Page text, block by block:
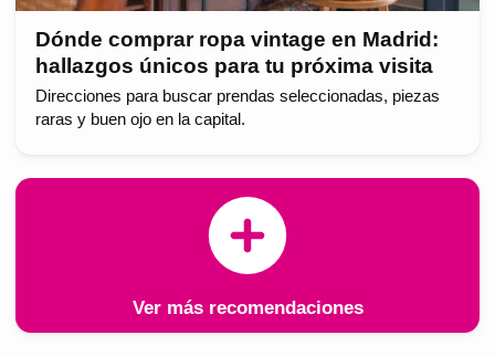
Dónde comprar ropa vintage en Madrid:
hallazgos únicos para tu próxima visita
Direcciones para buscar prendas seleccionadas, piezas
raras y buen ojo en la capital.
Ver más recomendaciones